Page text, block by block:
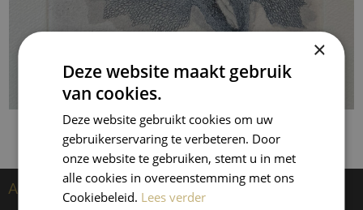
Artiesten
×
Deze website maakt gebruik
van cookies.
Deze website gebruikt cookies om uw
gebruikerservaring te verbeteren. Door
onze website te gebruiken, stemt u in met
alle cookies in overeenstemming met ons
Cookiebeleid. Lees verder